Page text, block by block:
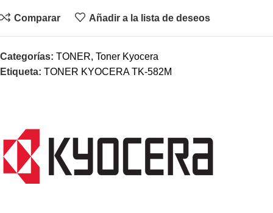
Comparar Añadir a la lista de deseos
Categorías: TONER, Toner Kyocera
Etiqueta: TONER KYOCERA TK-582M